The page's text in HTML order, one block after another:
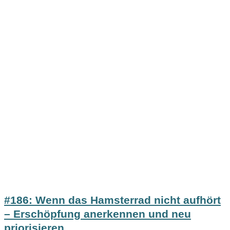
#186: Wenn das Hamsterrad nicht aufhört
– Erschöpfung anerkennen und neu